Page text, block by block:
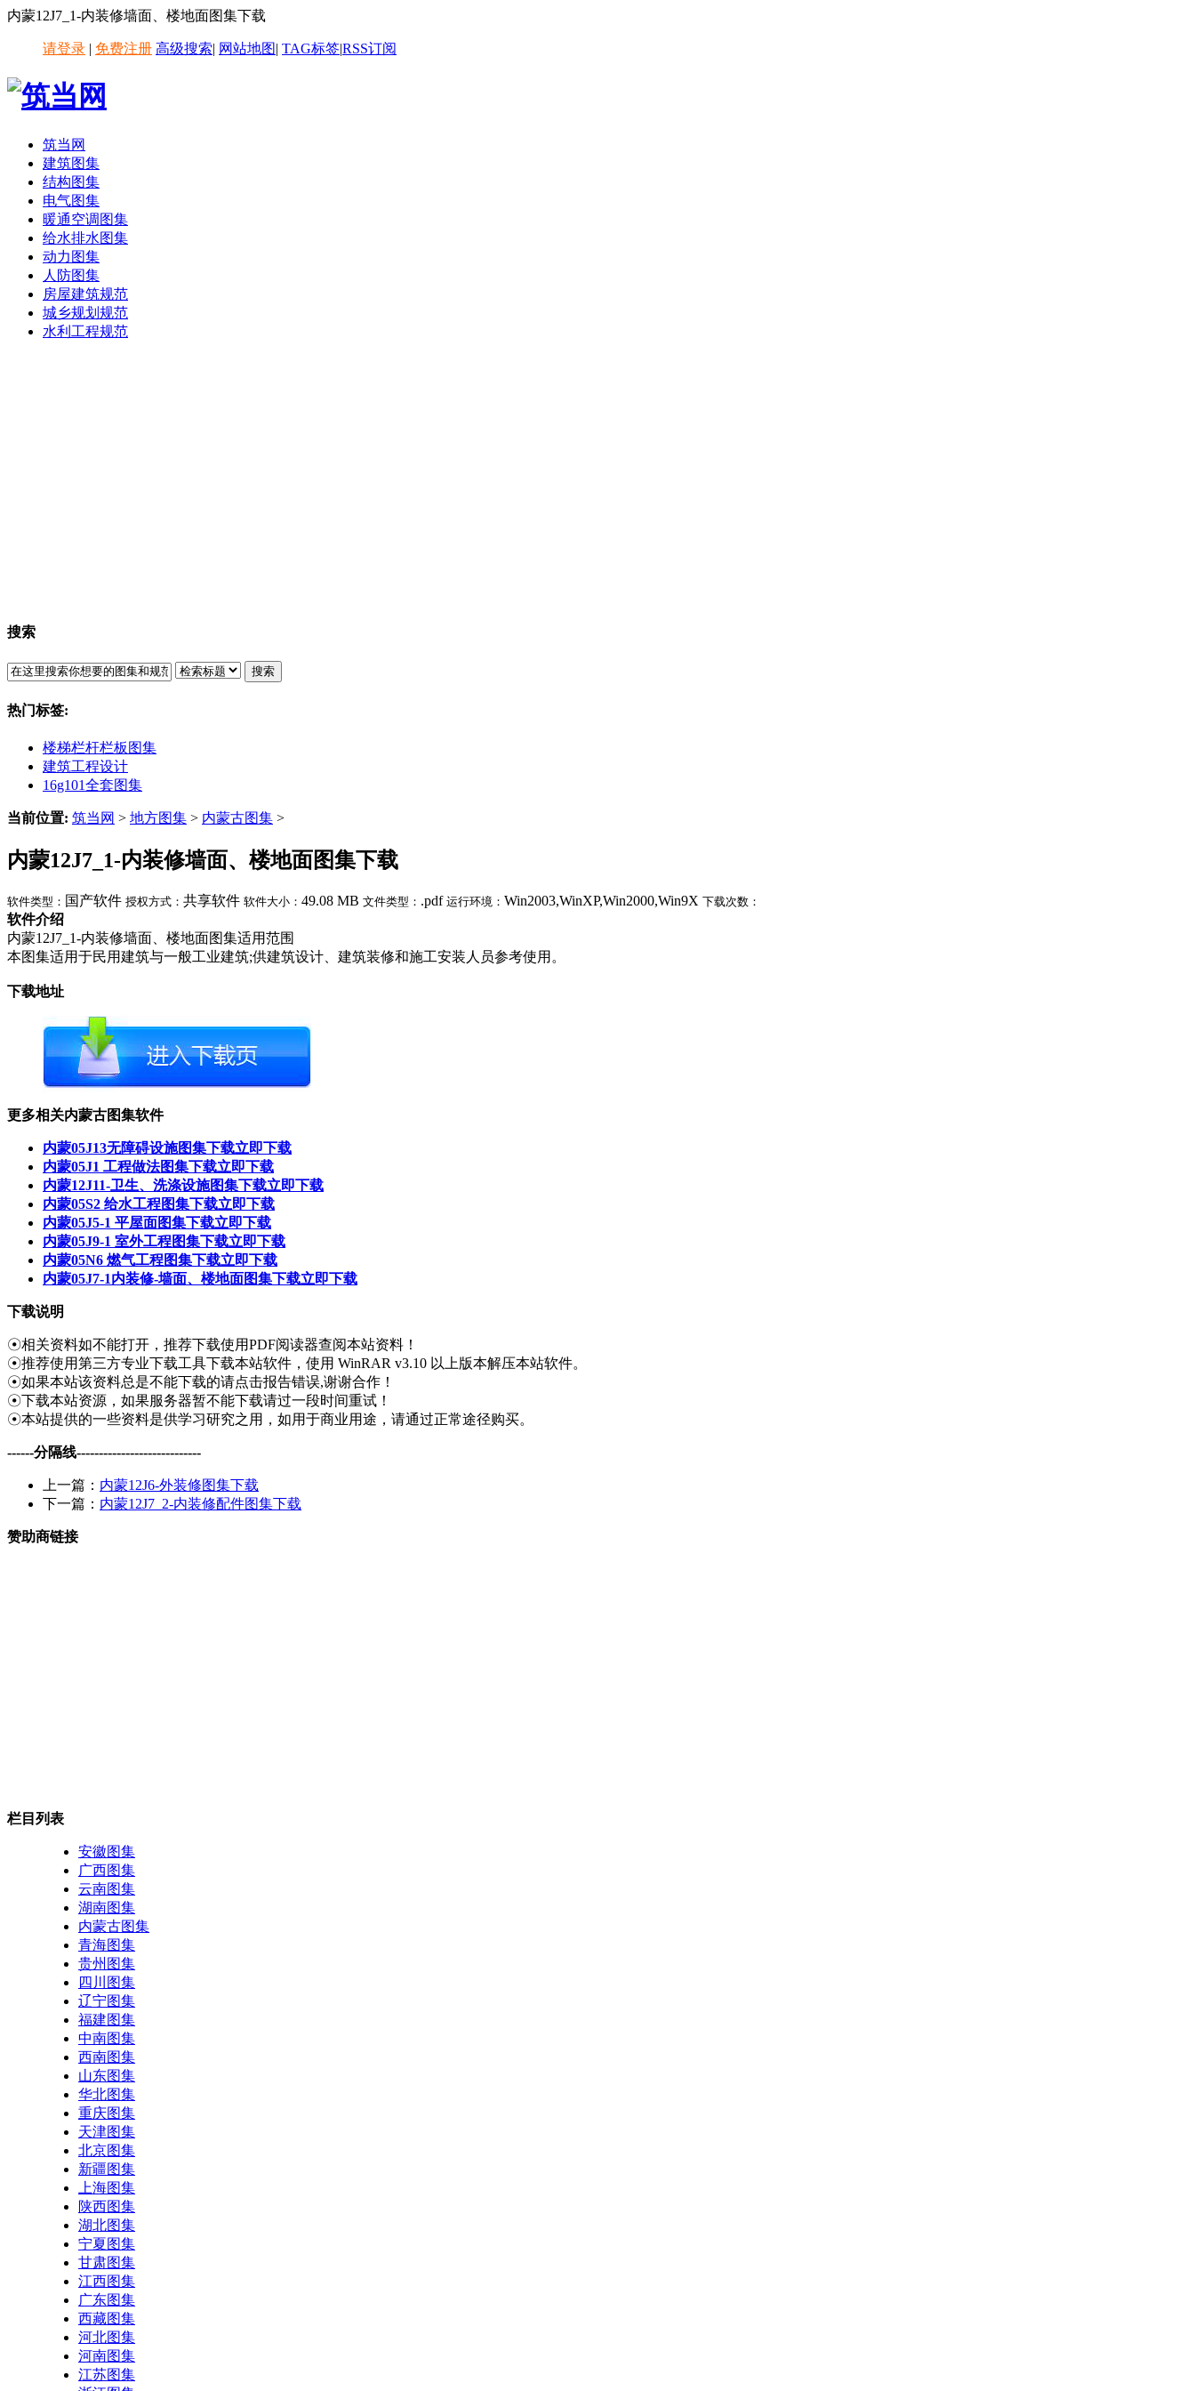
内蒙12J7_1-内装修墙面、楼地面图集下载
请登录 | 免费注册 高级搜索| 网站地图| TAG标签|RSS订阅
筑当网
建筑图集
结构图集
电气图集
暖通空调图集
给水排水图集
动力图集
人防图集
房屋建筑规范
城乡规划规范
水利工程规范
搜索
搜索
热门标签:
楼梯栏杆栏板图集
建筑工程设计
16g101全套图集
当前位置: 筑当网 > 地方图集 > 内蒙古图集 >
内蒙12J7_1-内装修墙面、楼地面图集下载
软件类型： 国产软件 授权方式： 共享软件 软件大小： 49.08 MB 文件类型： .pdf 运行环境： Win2003,WinXP,Win2000,Win9X 下载次数：
软件介绍
内蒙12J7_1-内装修墙面、楼地面图集适用范围
本图集适用于民用建筑与一般工业建筑;供建筑设计、建筑装修和施工安装人员参考使用。
下载地址
更多相关内蒙古图集软件
内蒙05J13无障碍设施图集下载立即下载
内蒙05J1 工程做法图集下载立即下载
内蒙12J11-卫生、洗涤设施图集下载立即下载
内蒙05S2 给水工程图集下载立即下载
内蒙05J5-1 平屋面图集下载立即下载
内蒙05J9-1 室外工程图集下载立即下载
内蒙05N6 燃气工程图集下载立即下载
内蒙05J7-1内装修-墙面、楼地面图集下载立即下载
下载说明
☉相关资料如不能打开，推荐下载使用PDF阅读器查阅本站资料！
☉推荐使用第三方专业下载工具下载本站软件，使用 WinRAR v3.10 以上版本解压本站软件。
☉如果本站该资料总是不能下载的请点击报告错误,谢谢合作！
☉下载本站资源，如果服务器暂不能下载请过一段时间重试！
☉本站提供的一些资料是供学习研究之用，如用于商业用途，请通过正常途径购买。
------分隔线----------------------------
上一篇： 内蒙12J6-外装修图集下载
下一篇： 内蒙12J7_2-内装修配件图集下载
赞助商链接
栏目列表
安徽图集
广西图集
云南图集
湖南图集
内蒙古图集
青海图集
贵州图集
四川图集
辽宁图集
福建图集
中南图集
西南图集
山东图集
华北图集
重庆图集
天津图集
北京图集
新疆图集
上海图集
陕西图集
湖北图集
宁夏图集
甘肃图集
江西图集
广东图集
西藏图集
河北图集
河南图集
江苏图集